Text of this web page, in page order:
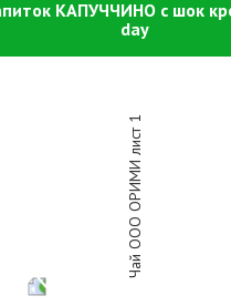
КАПУЧЧИНО с шок
day